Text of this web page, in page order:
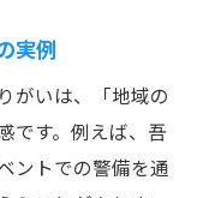
実例
がいは、「地域の
です。例えば、吾
ントでの警備を通